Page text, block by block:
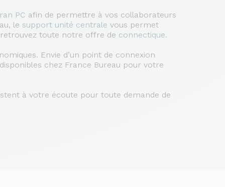
PC afin de permettre à vos collaborateurs
le support unité centrale vous permet
toute notre offre de connectique.
Envie d’un point de connexion
chez France Bureau pour votre
à votre écoute pour toute demande de